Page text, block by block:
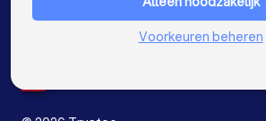
Tekstschrijvers in Almere
Nederland
Voorkeuren beheren